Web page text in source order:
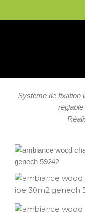
Système de fixation